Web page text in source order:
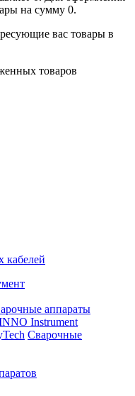
на сумму 0.
вас товары в
товаров
кабелей
аппараты
Instrument
Cварочные